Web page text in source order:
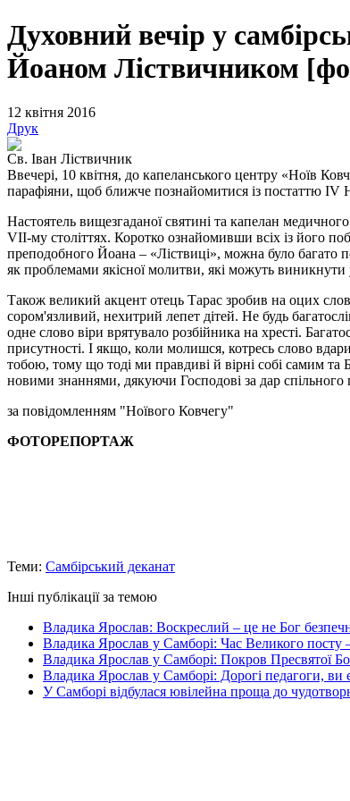
Духовний вечір у
Йоаном Ліствичником
12 квітня 2016
Друк
Св. Іван Ліствичник
Ввечері, 10 квітня, до капеланського центру «Ноїв
парафіяни, щоб ближче познайомитися із постаттю
Настоятель вищезгаданої святині та капелан
VII-му століттях. Коротко ознайомивши всіх із його
преподобного Йоана – «Ліствиці», можна було багато
як проблемами якісної молитви, які можуть
Також великий акцент отець Тарас зробив на оцих
сором'язливий, нехитрий лепет дітей. Не будь
одне слово віри врятувало розбійника на хресті.
присутності. І якщо, коли молишся, котресь слово
тобою, тому що тоді ми правдиві й вірні собі самим та
новими знаннями, дякуючи Господові за дар
за повідомленням "Ноївого Ковчегу"
ФОТОРЕПОРТАЖ
Теми: Самбірський деканат
Інші публікації за темою
Владика Ярослав: Воскреслий – це не Бог
Владика Ярослав у Самборі: Час Великого посту
Владика Ярослав у Самборі: Покров Пресвятої
Владика Ярослав у Самборі: Дорогі педагоги,
У Самборі відбулася ювілейна проща до